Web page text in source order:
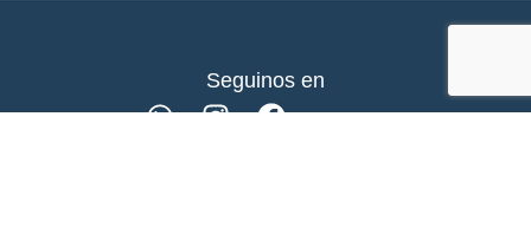
Seguinos en